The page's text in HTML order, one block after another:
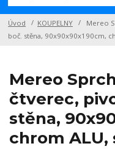
Úvod KOUPELNY
Mereo
boč. stěna, 90x90x90x190cm,
Mereo
čtverec,
stěna,
chrom